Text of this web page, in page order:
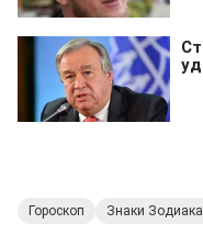
Гороскоп Знаки Зодиака